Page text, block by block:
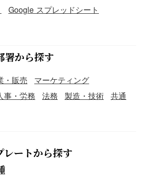
Google スプレッドシート
署から探す
・販売
マーケティング
事・労務 法務 製造・技術
共通
レートから探す